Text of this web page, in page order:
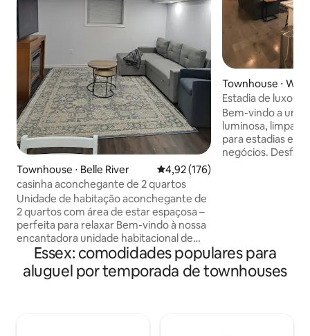
Townhouse ⋅ Belle River 4,92 de uma avaliação média de
4,92 (176)
casinha aconchegante de 2 quartos
Unidade de habitação aconchegante de
2 quartos com área de estar espaçosa –
perfeita para relaxar Bem-vindo à nossa
encantadora unidade habitacional de
dois quartos, cuidadosamente projetada
para oferecer uma estadia acolhedora e
convidativa. Ideal para casais, famílias
Townhouse ⋅
Estadia de luxo
de família/
estacionamento
Bem-vindo a uma
luminosa, limpa
para estadias em
negócios. Desfrute de uma estadia
cozinha
máquina de lavar
Essex: comodidades populares para
aluguel por temporada de townhouses